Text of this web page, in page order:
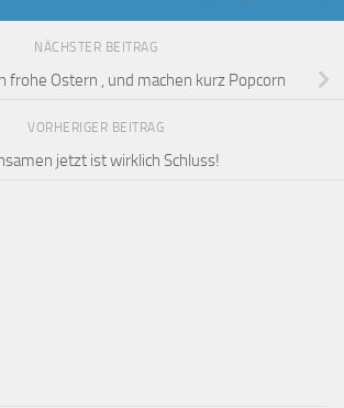
NÄCHSTER BEITRAG
frohe Ostern , und machen kurz Popcorn
VORHERIGER BEITRAG
jetzt ist wirklich Schluss!